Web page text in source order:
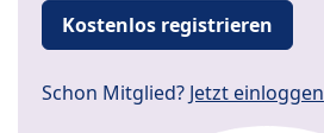
Kostenlos registrieren
Schon Mitglied? Jetzt einloggen